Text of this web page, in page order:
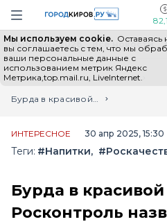
Навигация сайта
Мы используем cookie. Оставаясь
вы соглашаетесь с тем, что мы
ваши персональные данные с
использованием метрик Яндекс
Метрика,top.mail.ru, LiveInternet.
Выборы - 2026 Все новости
Главная
Лента новостей
Бурда в красивой банке: Росконтроль назвал марки кофе, которые не рекомендуется покупать даже с большой скидкой
ИНТЕРЕСНОЕ 30 апр 2025, 15:30
Теги: #Напитки
Бурда в красивой
Росконтроль